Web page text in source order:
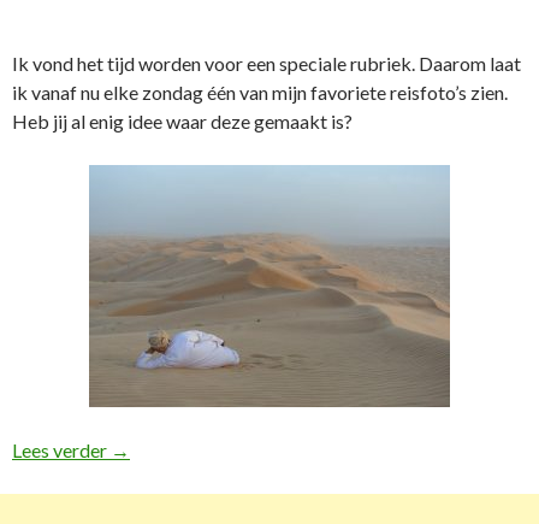
Ik vond het tijd worden voor een speciale rubriek. Daarom laat
ik vanaf nu elke zondag één van mijn favoriete reisfoto’s zien.
Heb jij al enig idee waar deze gemaakt is?
Lees verder Favoriete foto’s #1
→